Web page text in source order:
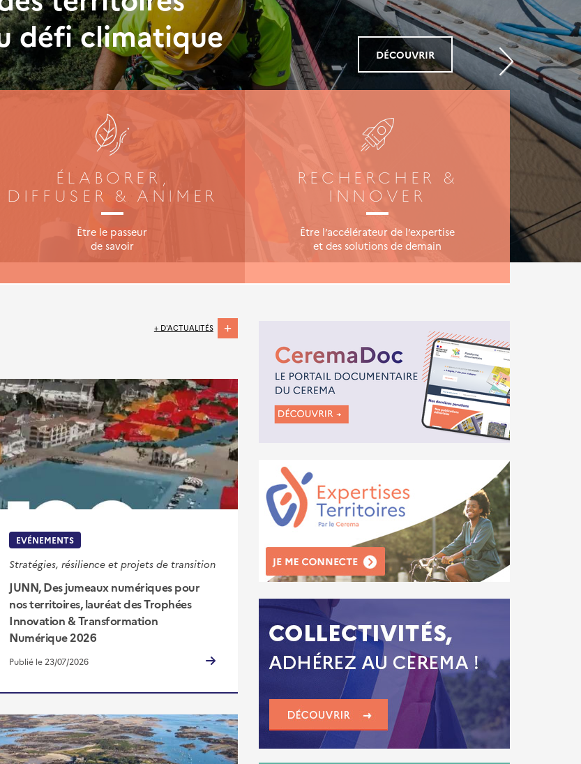
défi climatique
DÉCOUVRIR
Travaux
DÉCOUVRIR
2026
EN SAVOIR PLUS
ÉLABORER,
DIFFUSER & ANIMER
Être le passeur
de savoir
RECHERCHER &
INNOVER
Être l’accélérateur de l’expertise
et des solutions de demain
+ D'ACTUALITÉS
EVÉNEMENTS
Stratégies, résilience et projets de transition
JUNN, Des jumeaux numériques pour
nos territoires, lauréat des Trophées
Innovation & Transformation
Numérique 2026
Publié le 23/07/2026